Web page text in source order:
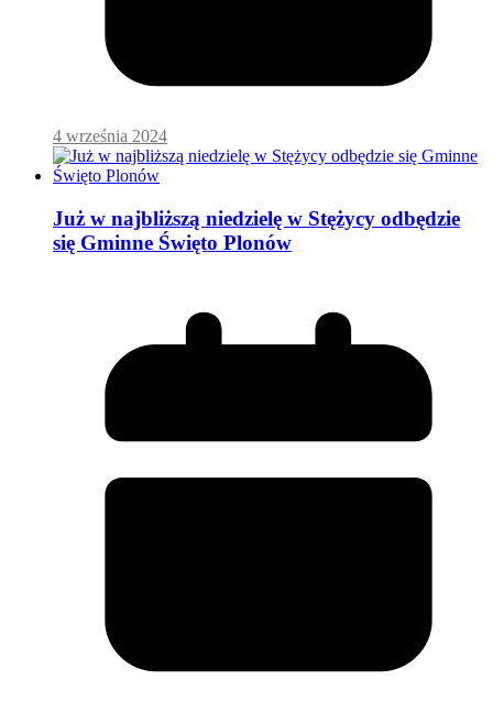
4 września 2024
Już w najbliższą niedzielę w Stężycy odbędzie
się Gminne Święto Plonów